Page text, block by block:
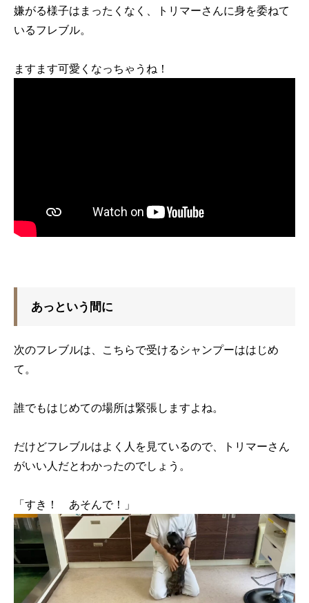
嫌がる様子はまったくなく、トリマーさんに身を委ねて
いるフレブル。
ますます可愛くなっちゃうね！
あっという間に
次のフレブルは、こちらで受けるシャンプーははじめ
て。
誰でもはじめての場所は緊張しますよね。
だけどフレブルはよく人を見ているので、トリマーさん
がいい人だとわかったのでしょう。
「すき！ あそんで！」